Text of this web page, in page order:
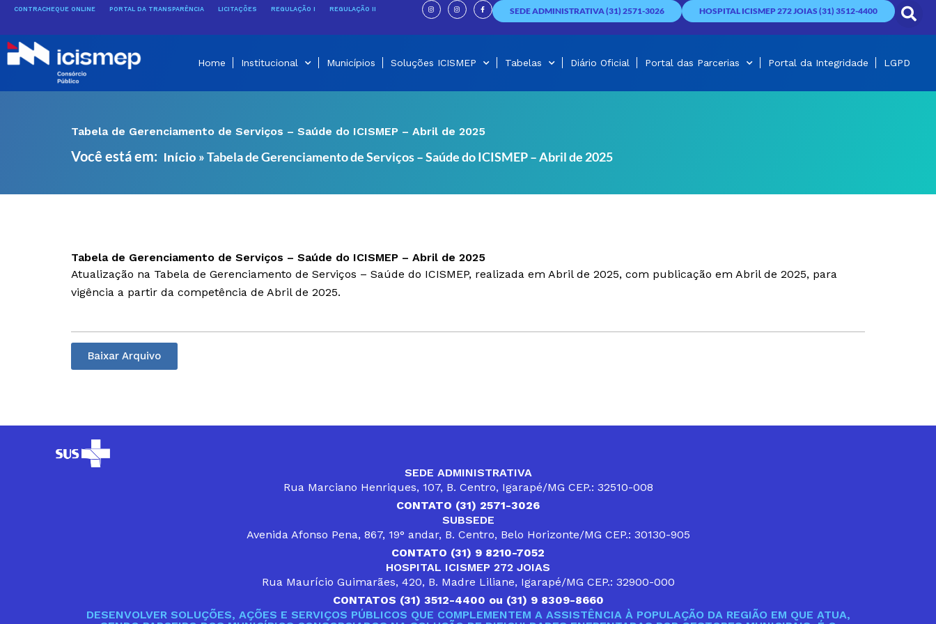
conteúdo
CONTRACHEQUE ONLINE PORTAL DA TRANSPARÊNCIA LICITAÇÕES REGULAÇÃO I REGULAÇÃO II
I
n
s
t
g
I
n
s
t
g
F
a
c
e
o
SEDE ADMINISTRATIVA (31) 2571-3026 HOSPITAL ICISMEP 272 JOIAS (31) 3512-4400
Home Institucional Municípios Soluções ICISMEP Tabelas Diário Oficial Portal das Parcerias Portal da Integridade LGPD
Tabela de Gerenciamento de Serviços – Saúde do ICISMEP – Abril de 2025
Você está em: Início »Tabela de Gerenciamento de Serviços – Saúde do ICISMEP – Abril de 2025
Tabela de Gerenciamento de Serviços – Saúde do ICISMEP – Abril de 2025
Atualização na Tabela de Gerenciamento de Serviços – Saúde do ICISMEP, realizada em Abril de 2025, com publicação em Abril de 2025, para
vigência a partir da competência de Abril de 2025.
Baixar Arquivo
SEDE ADMINISTRATIVA
Rua Marciano Henriques, 107, B. Centro, Igarapé/MG CEP.: 32510-008
CONTATO (31) 2571-3026
SUBSEDE
Avenida Afonso Pena, 867, 19° andar, B. Centro, Belo Horizonte/MG CEP.: 30130-905
CONTATO (31) 9 8210-7052
HOSPITAL ICISMEP 272 JOIAS
Rua Maurício Guimarães, 420, B. Madre Liliane, Igarapé/MG CEP.: 32900-000
CONTATOS (31) 3512-4400 ou (31) 9 8309-8660
DESENVOLVER SOLUÇÕES, AÇÕES E SERVIÇOS PÚBLICOS QUE COMPLEMENTEM A ASSISTÊNCIA À POPULAÇÃO DA REGIÃO EM QUE ATUA,